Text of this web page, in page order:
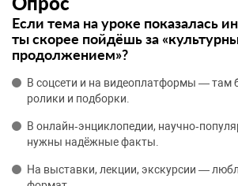
Если тема на уроке показалась
ты скорее пойдёшь за
продолжением»?
В соцсети и на видеоплатформы — там
ролики и подборки.
В онлайн‑энциклопедии,
нужны надёжные факты.
На выставки, лекции, экскурсии —